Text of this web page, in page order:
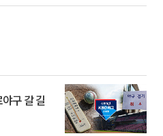
구 갈 길